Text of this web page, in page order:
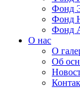
Фонд
Фонд
Фонд
О нас
О
Об